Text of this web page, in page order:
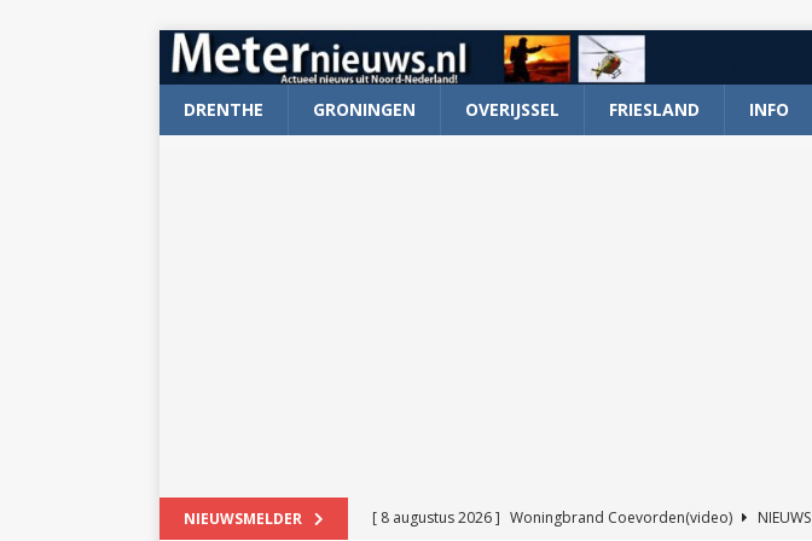
DRENTHE GRONINGEN OVERIJSSEL FRIESLAND INFO
NIEUWSMELDER [ 8 augustus 2026 ] Woningbrand Coevorden(video)
NIEUWS